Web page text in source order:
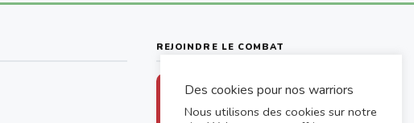
REJOINDRE LE COMBAT
Chaque don aide un drépanocytaire
à accéder aux soins
Des cookies pour nos warriors
Nous utilisons des cookies sur notre